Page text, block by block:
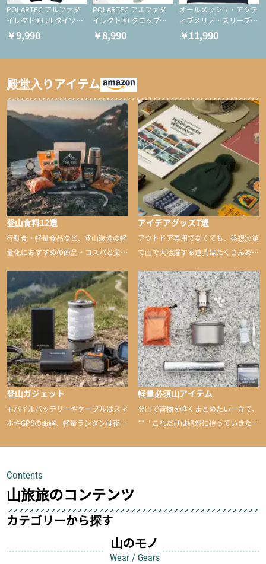
POLARTEC アルファダ
イレクト90 ULタイツ
（アクティブインサレー
ション/テント泊用パジ
￥9,990
POLARTEC アルファダ
イレクト90 クロップド
ULタイツ（アクティブ
インサレーション/テン
￥8,990
オールメッシュ・アクテ
ィブメリノ・スリーブレ
ス
￥11,990
殿堂入りアイテム
登山食料12選
行動食・軽量食品など、登山装備の軽
量化におすすめの商品・コスパと栄養
アイデアグッズ7選
アウトドア専用でなくても、発想次第
で山で大活躍する道具はたくさんあり
山に持ち込むと快適性や安心感をグッ
と引き上げてくれる――そんな意外性
のあるアイテムを紹介
登山ガジェット
モバイルバッテリーやケーブルはスマ
ホやGPSの命綱、軽量ランタンは夜間
して安全にしてくれます
軽量必須山アイテム
登山で荷物を軽くまとめたい一方で、
**「これだけは絶対に持っていきた
Contents
山旅旅のコンテンツ
カテゴリーから探す
山のモノ
Wear / Gears